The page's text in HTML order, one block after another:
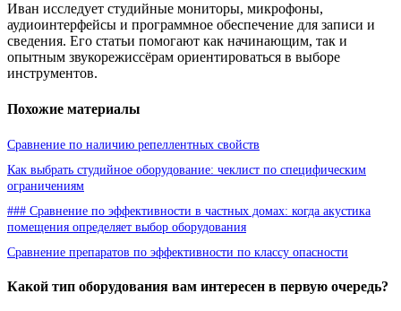
Иван исследует студийные мониторы, микрофоны,
аудиоинтерфейсы и программное обеспечение для записи и
сведения. Его статьи помогают как начинающим, так и
опытным звукорежиссёрам ориентироваться в выборе
инструментов.
Похожие материалы
Сравнение по наличию репеллентных свойств
Как выбрать студийное оборудование: чеклист по специфическим
ограничениям
### Сравнение по эффективности в частных домах: когда акустика
помещения определяет выбор оборудования
Сравнение препаратов по эффективности по классу опасности
Какой тип оборудования вам интересен в первую очередь?